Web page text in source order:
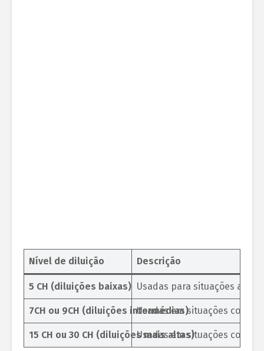
Nível de diluição Descrição
5 CH (diluições baixas) Usadas para situações
7CH ou 9CH (diluições intermédias)Usadas em situações como
15 CH ou 30 CH (diluições mais altas)Usadas em situações como